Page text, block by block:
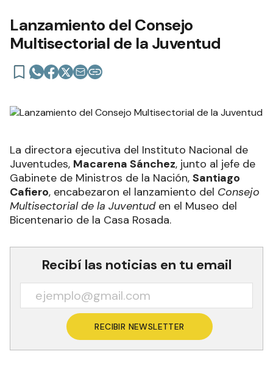
Lanzamiento del Consejo
Multisectorial de la Juventud
La directora ejecutiva del Instituto Nacional de
Juventudes, Macarena Sánchez, junto al jefe de
Gabinete de Ministros de la Nación, Santiago
Cafiero, encabezaron el lanzamiento del Consejo
Multisectorial de la Juventuden el Museo del
Bicentenario de la Casa Rosada.
Recibí las noticias en tu email
RECIBIR NEWSLETTER